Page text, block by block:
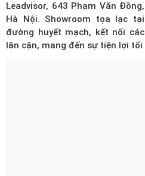
Leadvisor, 643 Phạm Văn
Hà Nội. Showroom tọa lạc
đường huyết mạch, kết nối
lân cận, mang đến sự tiện lợi